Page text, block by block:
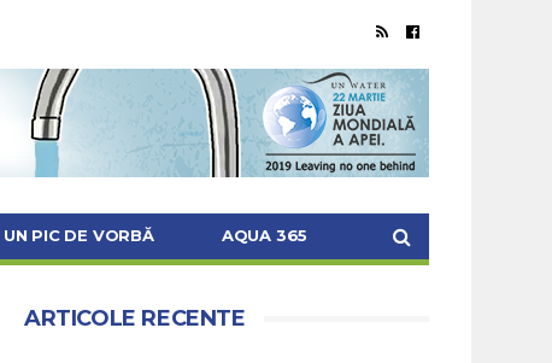
UN PIC DE VORBĂ AQUA 365
ARTICOLE RECENTE